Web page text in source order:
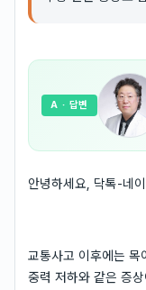
A · 답변
안녕하세요, 닥톡-네
교통사고 이후에는 목
중력 저하와 같은 증